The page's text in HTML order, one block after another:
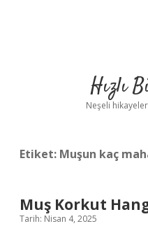
Hızlı
Neşeli
Etiket: Muşun kaç
Muş Korkut
Tarih: Nisan 4, 2025